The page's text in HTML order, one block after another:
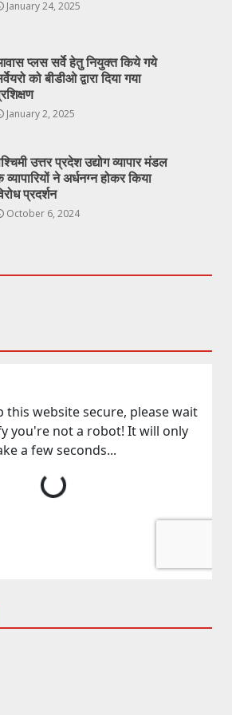
January 24, 2025
प्लस सर्वे हेतु नियुक्त किये गये
को बीडीओ द्वारा दिया गया
January 2, 2025
उत्तर प्रदेश उद्योग व्यापार मंडल
व्यापारियों ने अर्धनग्न होकर किया
प्रदर्शन
October 6, 2024